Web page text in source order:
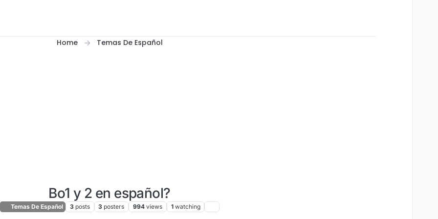
Home Temas De Español
Bo1 y 2 en español?
Temas De Español 3 posts 3 posters 994 views 1 watching